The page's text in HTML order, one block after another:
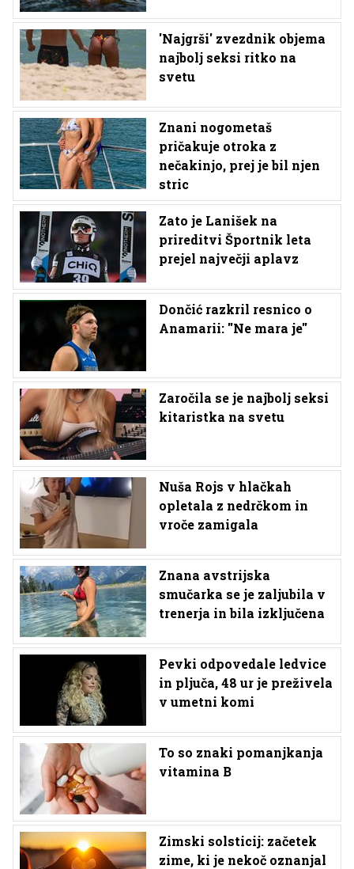
'Najgrši' zvezdnik objema
najbolj seksi ritko na
svetu
Znani nogometaš
pričakuje otroka z
nečakinjo, prej je bil njen
stric
Zato je Lanišek na
prireditvi Športnik leta
prejel največji aplavz
Dončić razkril resnico o
Anamarii: ''Ne mara je''
Zaročila se je najbolj seksi
kitaristka na svetu
Nuša Rojs v hlačkah
opletala z nedrčkom in
vroče zamigala
Znana avstrijska
smučarka se je zaljubila v
trenerja in bila izključena
Pevki odpovedale ledvice
in pljuča, 48 ur je preživela
v umetni komi
To so znaki pomanjkanja
vitamina B
Zimski solsticij: začetek
zime, ki je nekoč oznanjal